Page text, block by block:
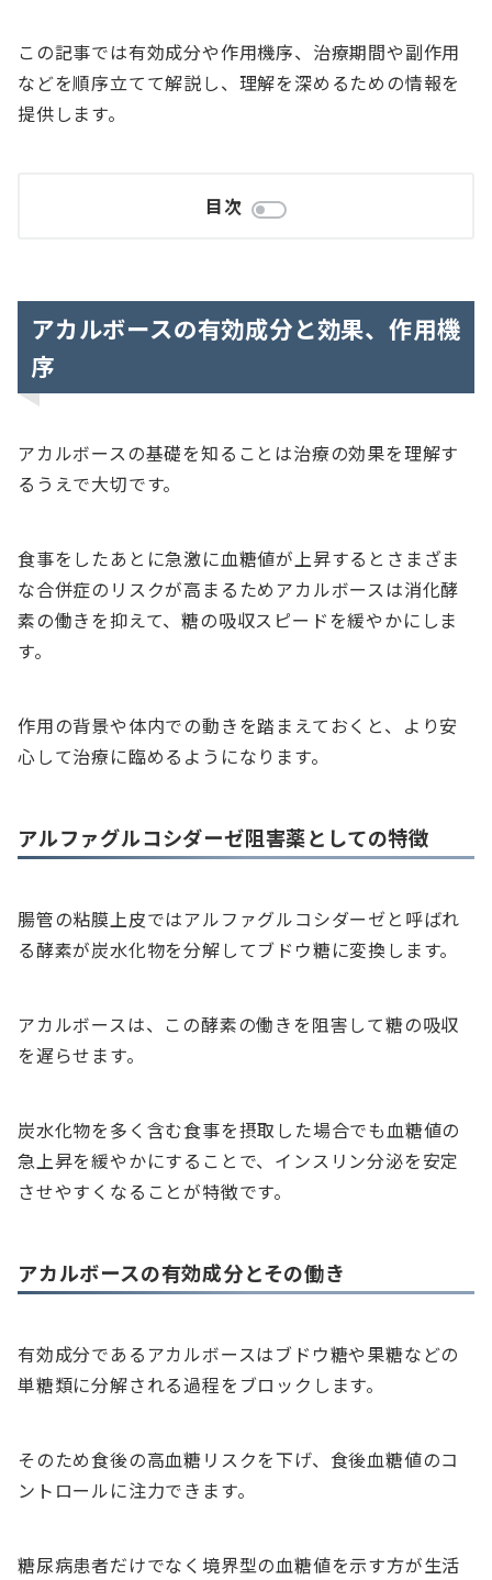
この記事では有効成分や作用機序、治療期間や副作用
などを順序立てて解説し、理解を深めるための情報を
提供します。
目次
アカルボースの有効成分と効果、作用機
序
アカルボースの基礎を知ることは治療の効果を理解す
るうえで大切です。
食事をしたあとに急激に血糖値が上昇するとさまざま
な合併症のリスクが高まるためアカルボースは消化酵
素の働きを抑えて、糖の吸収スピードを緩やかにしま
す。
作用の背景や体内での動きを踏まえておくと、より安
心して治療に臨めるようになります。
アルファグルコシダーゼ阻害薬としての特徴
腸管の粘膜上皮ではアルファグルコシダーゼと呼ばれ
る酵素が炭水化物を分解してブドウ糖に変換します。
アカルボースは、この酵素の働きを阻害して糖の吸収
を遅らせます。
炭水化物を多く含む食事を摂取した場合でも血糖値の
急上昇を緩やかにすることで、インスリン分泌を安定
させやすくなることが特徴です。
アカルボースの有効成分とその働き
有効成分であるアカルボースはブドウ糖や果糖などの
単糖類に分解される過程をブロックします。
そのため食後の高血糖リスクを下げ、食後血糖値のコ
ントロールに注力できます。
糖尿病患者だけでなく境界型の血糖値を示す方が生活